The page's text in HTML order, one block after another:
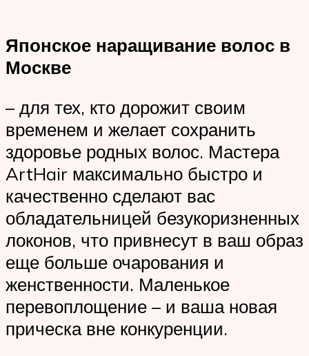
Японское наращивание волос в
Москве
– для тех, кто дорожит своим
временем и желает сохранить
здоровье родных волос. Мастера
ArtHair максимально быстро и
качественно сделают вас
обладательницей безукоризненных
локонов, что привнесут в ваш образ
еще больше очарования и
женственности. Маленькое
перевоплощение – и ваша новая
прическа вне конкуренции.